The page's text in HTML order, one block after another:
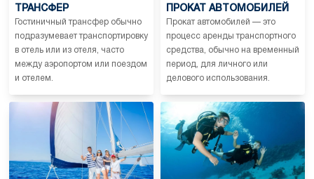
ТРАНСФЕР
Гостиничный трансфер обычно
подразумевает транспортировку
в отель или из отеля, часто
между аэропортом или поездом
и отелем.
ПРОКАТ АВТОМОБИЛЕЙ
Прокат автомобилей — это
процесс аренды транспортного
средства, обычно на временный
период, для личного или
делового использования.